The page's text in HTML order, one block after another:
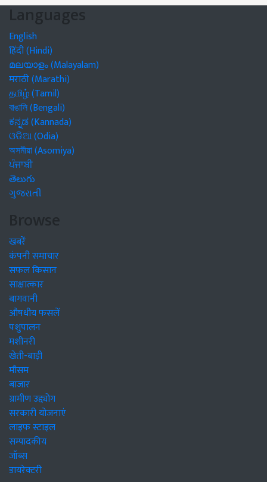
Languages
English
हिंदी (Hindi)
മലയാളം (Malayalam)
मराठी (Marathi)
தமிழ் (Tamil)
বাঙালি (Bengali)
ಕನ್ನಡ (Kannada)
ଓଡିଆ (Odia)
অসমীয়া (Asomiya)
ਪੰਜਾਬੀ
తెలుగు
ગુજરાતી
Browse
खबरें
कंपनी समाचार
सफल किसान
साक्षात्कार
बागवानी
औषधीय फसलें
पशुपालन
मशीनरी
खेती-बाड़ी
मौसम
बाजार
ग्रामीण उद्द्योग
सरकारी योजनाएं
लाइफ स्टाइल
सम्पादकीय
जॉब्स
डायरेक्टरी